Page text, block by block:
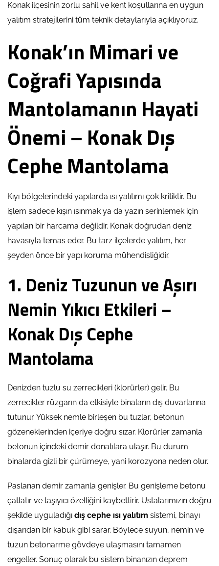
Konak ilçesinin zorlu sahil ve kent koşullarına en uygun
yalıtım stratejilerini tüm teknik detaylarıyla açıklıyoruz.
Konak’ın Mimari ve
Coğrafi Yapısında
Mantolamanın Hayati
Önemi – Konak Dış
Cephe Mantolama
Kıyı bölgelerindeki yapılarda ısı yalıtımı çok kritiktir. Bu
işlem sadece kışın ısınmak ya da yazın serinlemek için
yapılan bir harcama değildir. Konak doğrudan deniz
havasıyla temas eder. Bu tarz ilçelerde yalıtım, her
şeyden önce bir yapı koruma mühendisliğidir.
1. Deniz Tuzunun ve Aşırı
Nemin Yıkıcı Etkileri –
Konak Dış Cephe
Mantolama
Denizden tuzlu su zerrecikleri (klorürler) gelir. Bu
zerrecikler rüzgarın da etkisiyle binaların dış duvarlarına
tutunur. Yüksek nemle birleşen bu tuzlar, betonun
gözeneklerinden içeriye doğru sızar. Klorürler zamanla
betonun içindeki demir donatılara ulaşır. Bu durum
binalarda gizli bir çürümeye, yani korozyona neden olur.
Paslanan demir zamanla genişler. Bu genişleme betonu
çatlatır ve taşıyıcı özelliğini kaybettirir. Ustalarımızın doğru
şekilde uyguladığı dış cephe ısı yalıtım sistemi, binayı
dışarıdan bir kabuk gibi sarar. Böylece suyun, nemin ve
tuzun betonarme gövdeye ulaşmasını tamamen
engeller. Sonuç olarak bu sistem binanızın deprem